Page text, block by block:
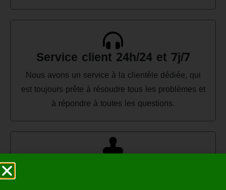
Service client 24h/24 et 7j/7
Nous avons un service à la clientèle dédiée, qui
est toujours prête à résoudre tous les problèmes et
à répondre à toutes les questions.